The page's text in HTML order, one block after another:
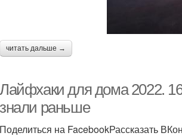
читать дальше →
Лайфхаки для дома 2022.
знали раньше
Поделиться на FacebookРассказать